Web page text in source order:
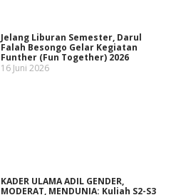
Jelang Liburan Semester, Darul
Falah Besongo Gelar Kegiatan
Funther (Fun Together) 2026
16 Juni 2026
KADER ULAMA ADIL GENDER,
MODERAT, MENDUNIA: Kuliah S2-S3